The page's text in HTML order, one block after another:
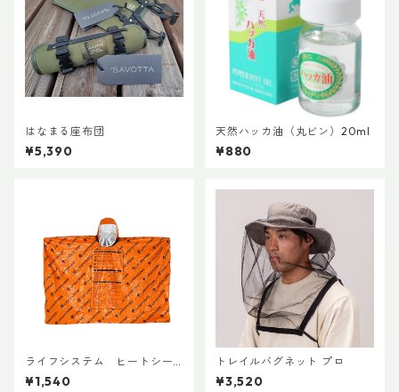
はなまる座布団
¥5,390
天然ハッカ油（丸ビン）20ml
¥880
ライフシステム ヒートシー
ルドポンチョ
¥1,540
トレイルバグネット プロ
¥3,520